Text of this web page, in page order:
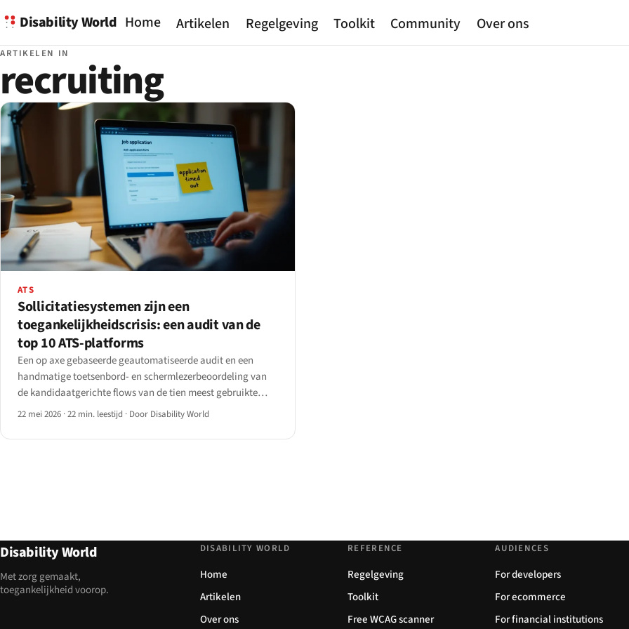
Disability World Home Artikelen Regelgeving Toolkit Community Over ons
ARTIKELEN IN
recruiting
ATS
Sollicitatiesystemen zijn een
toegankelijkheidscrisis: een audit van de
top 10 ATS-platforms
Een op axe gebaseerde geautomatiseerde audit en een
handmatige toetsenbord- en schermlezerbeoordeling van
de kandidaatgerichte flows van de tien meest gebruikte
sollicitatiesystemen: Workday, SAP SuccessFactors, Oracle
JazzHR en SmartRecruiters.
22 mei 2026 ·22 min. leestijd · Door Disability World
Disability World
Met zorg gemaakt,
toegankelijkheid voorop.
DISABILITY WORLD
Home
Artikelen
Over ons
REFERENCE
Regelgeving
Toolkit
Free WCAG scanner
AUDIENCES
For developers
For ecommerce
For financial institutions